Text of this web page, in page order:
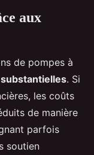
aux
de pompes à
. Si
les coûts
de manière
parfois
soutien